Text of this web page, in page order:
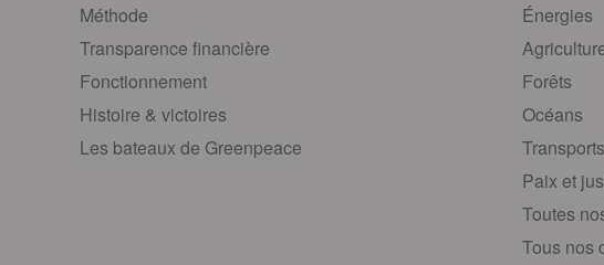
Méthode
Transparence financière
Fonctionnement
Histoire & victoires
Les bateaux de Greenpeace
Énergies
Forêts
Océans
Transports
Paix et
Toutes
Tous nos